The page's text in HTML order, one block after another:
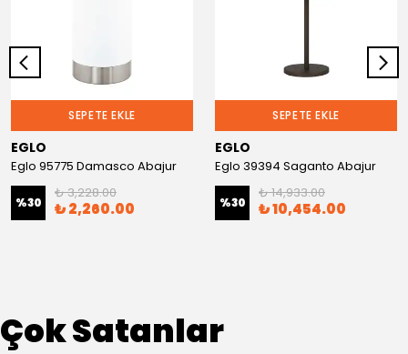
SEPETE EKLE
EGLO
Eglo 95775 Damasco Abajur
%30
₺ 3,228.00
₺ 2,260.00
SEPETE EKLE
EGLO
Eglo 39394 Saganto Abajur
%30
₺ 14,933.00
₺ 10,454.00
Çok Satanlar